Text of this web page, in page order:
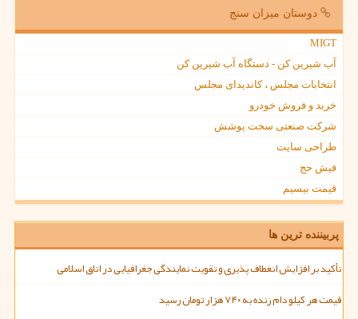
دوستان میزان سنج
MIGT
آب شیرین کن - دستگاه آب شیرین کن
انتخابات مجلس ، کاندیدای مجلس
خرید و فروش خودرو
شرکت صنعتی سخت پوشش
طراحی سایت
فیش حج
قیمت بیسیم
پربیننده ترین ها
تأکید بر افزایش انعطاف پذیری و تقویت نمایندگی جغرافیایی در اتاق اسلامی
قیمت هر کیلو دام زنده به ۷۴۰ هزار تومان رسید